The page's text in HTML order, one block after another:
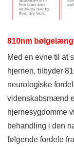
810nm
Med en evne til at
hjernen, tilbyder
neurologiske
videnskabsmænd
hjernesygdomme
behandling i den
følgende fordele